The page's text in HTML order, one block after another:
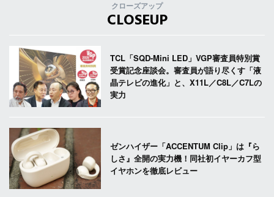
クローズアップ
CLOSEUP
TCL「SQD-Mini LED」VGP審査員特別賞
受賞記念座談会。審査員が語り尽くす「液
晶テレビの進化」と、X11L／C8L／C7Lの
実力
ゼンハイザー「ACCENTUM Clip」は『ら
しさ』全開の実力機！同社初イヤーカフ型
イヤホンを徹底レビュー